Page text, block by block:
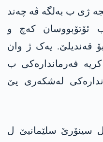
ژی ب بەلگە ڤە چەند
ب ئۆتۆبووسان کەچ و
قەندیلێ. یەک ژ وان
فەرماندارەکی ب
لەشکەری یێ
سلێمانیێ ل